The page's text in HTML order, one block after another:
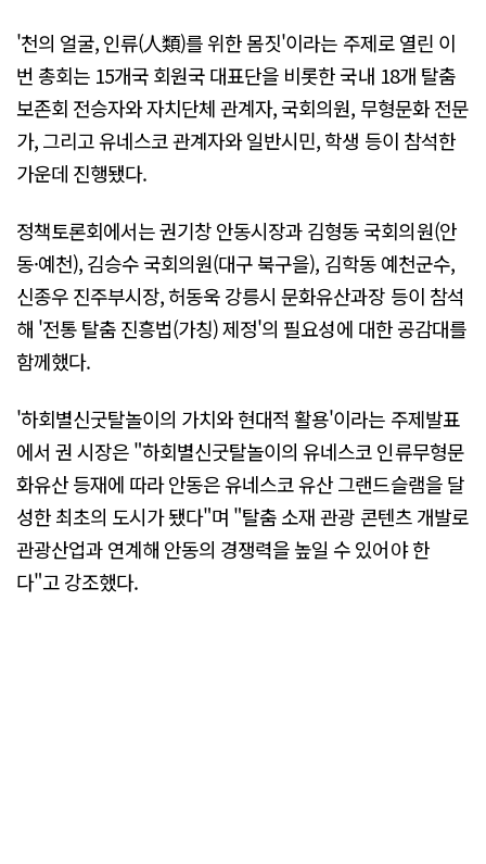
'천의 얼굴, 인류(人類)를 위한 몸짓'이라는 주제로 열린 이
번 총회는 15개국 회원국 대표단을 비롯한 국내 18개 탈춤
보존회 전승자와 자치단체 관계자, 국회의원, 무형문화 전문
가, 그리고 유네스코 관계자와 일반시민, 학생 등이 참석한
가운데 진행됐다.
정책토론회에서는 권기창 안동시장과 김형동 국회의원(안
동·예천), 김승수 국회의원(대구 북구을), 김학동 예천군수,
신종우 진주부시장, 허동욱 강릉시 문화유산과장 등이 참석
해 '전통 탈춤 진흥법(가칭) 제정'의 필요성에 대한 공감대를
함께했다.
'하회별신굿탈놀이의 가치와 현대적 활용'이라는 주제발표
에서 권 시장은 "하회별신굿탈놀이의 유네스코 인류무형문
화유산 등재에 따라 안동은 유네스코 유산 그랜드슬램을 달
성한 최초의 도시가 됐다"며 "탈춤 소재 관광 콘텐츠 개발로
관광산업과 연계해 안동의 경쟁력을 높일 수 있어야 한
다"고 강조했다.